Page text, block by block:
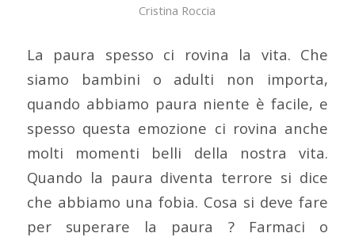
Cristina Roccia
La paura spesso ci rovina la vita. Che
siamo bambini o adulti non importa,
quando abbiamo paura niente è facile, e
spesso questa emozione ci rovina anche
molti momenti belli della nostra vita.
Quando la paura diventa terrore si dice
che abbiamo una fobia. Cosa si deve fare
per superare la paura ? Farmaci o